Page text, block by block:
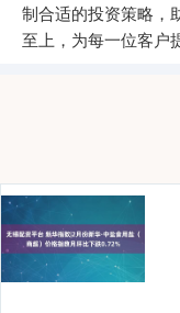
制合适的投资策略，
至上，为每一位客户